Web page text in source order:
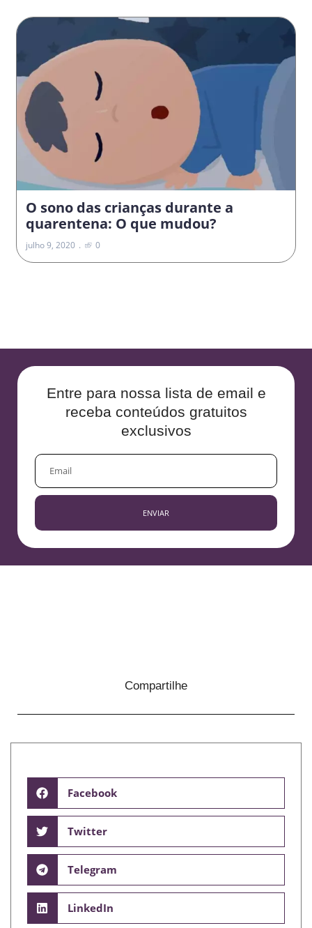
O sono das crianças durante a
quarentena: O que mudou?
julho 9, 2020 0
Entre para nossa lista de email e
receba conteúdos gratuitos
exclusivos
EMAIL
ENVIAR
Compartilhe
Facebook
Twitter
Telegram
LinkedIn